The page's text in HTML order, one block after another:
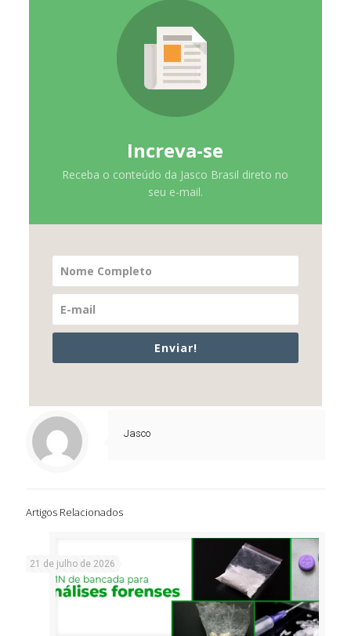
Increva-se
Receba o conteúdo da Jasco Brasil direto no
seu e-mail.
Enviar!
Jasco
Artigos Relacionados
21 de julho de 2026